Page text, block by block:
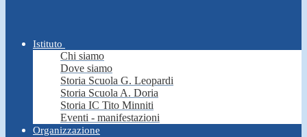
Istituto
Chi siamo
Dove siamo
Storia Scuola G. Leopardi
Storia Scuola A. Doria
Storia IC Tito Minniti
Eventi - manifestazioni
Organizzazione